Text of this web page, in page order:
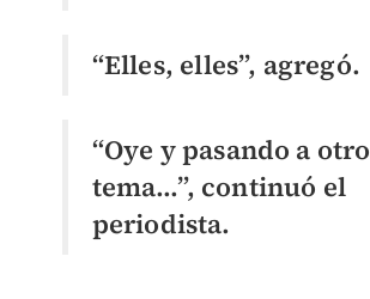
“Elles, elles”, agregó.
“Oye y pasando a otro
tema…”, continuó el
periodista.